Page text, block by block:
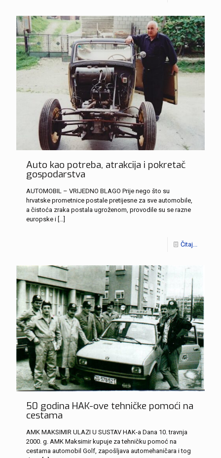
Auto kao potreba, atrakcija i pokretač
gospodarstva
AUTOMOBIL – VRIJEDNO BLAGO Prije nego što su
hrvatske prometnice postale pretijesne za sve automobile,
a čistoća zraka postala ugroženom, provodile su se razne
europske i […]
Čitaj...
50 godina HAK-ove tehničke pomoći na
cestama
AMK MAKSIMIR ULAZI U SUSTAV HAK-a Dana 10. travnja
2000. g. AMK Maksimir kupuje za tehničku pomoć na
cestama automobil Golf, zapošljava automehaničara i tog